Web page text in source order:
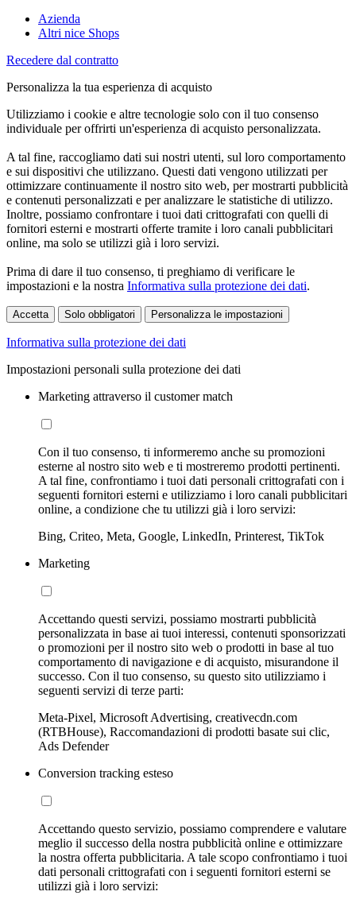
Azienda
Altri nice Shops
Recedere dal contratto
Personalizza la tua esperienza di acquisto
Utilizziamo i cookie e altre tecnologie solo con il tuo consenso
individuale per offrirti un'esperienza di acquisto personalizzata.
A tal fine, raccogliamo dati sui nostri utenti, sul loro comportamento
e sui dispositivi che utilizzano. Questi dati vengono utilizzati per
ottimizzare continuamente il nostro sito web, per mostrarti pubblicità
e contenuti personalizzati e per analizzare le statistiche di utilizzo.
Inoltre, possiamo confrontare i tuoi dati crittografati con quelli di
fornitori esterni e mostrarti offerte tramite i loro canali pubblicitari
online, ma solo se utilizzi già i loro servizi.
Prima di dare il tuo consenso, ti preghiamo di verificare le
impostazioni e la nostra Informativa sulla protezione dei dati.
Accetta Solo obbligatori Personalizza le impostazioni
Informativa sulla protezione dei dati
Impostazioni personali sulla protezione dei dati
Marketing attraverso il customer match
Con il tuo consenso, ti informeremo anche su promozioni
esterne al nostro sito web e ti mostreremo prodotti pertinenti.
A tal fine, confrontiamo i tuoi dati personali crittografati con i
seguenti fornitori esterni e utilizziamo i loro canali pubblicitari
online, a condizione che tu utilizzi già i loro servizi:
Bing, Criteo, Meta, Google, LinkedIn, Printerest, TikTok
Marketing
Accettando questi servizi, possiamo mostrarti pubblicità
personalizzata in base ai tuoi interessi, contenuti sponsorizzati
o promozioni per il nostro sito web o prodotti in base al tuo
comportamento di navigazione e di acquisto, misurandone il
successo. Con il tuo consenso, su questo sito utilizziamo i
seguenti servizi di terze parti:
Meta-Pixel, Microsoft Advertising, creativecdn.com
(RTBHouse), Raccomandazioni di prodotti basate sui clic,
Ads Defender
Conversion tracking esteso
Accettando questo servizio, possiamo comprendere e valutare
meglio il successo della nostra pubblicità online e ottimizzare
la nostra offerta pubblicitaria. A tale scopo confrontiamo i tuoi
dati personali crittografati con i seguenti fornitori esterni se
utilizzi già i loro servizi: